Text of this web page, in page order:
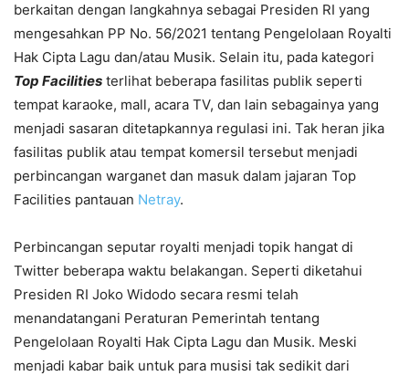
berkaitan dengan langkahnya sebagai Presiden RI yang
mengesahkan PP No. 56/2021 tentang Pengelolaan Royalti
Hak Cipta Lagu dan/atau Musik. Selain itu, pada kategori
Top Facilities terlihat beberapa fasilitas publik seperti
tempat karaoke, mall, acara TV, dan lain sebagainya yang
menjadi sasaran ditetapkannya regulasi ini. Tak heran jika
fasilitas publik atau tempat komersil tersebut menjadi
perbincangan warganet dan masuk dalam jajaran Top
Facilities pantauan Netray.
Perbincangan seputar royalti menjadi topik hangat di
Twitter beberapa waktu belakangan. Seperti diketahui
Presiden RI Joko Widodo secara resmi telah
menandatangani Peraturan Pemerintah tentang
Pengelolaan Royalti Hak Cipta Lagu dan Musik. Meski
menjadi kabar baik untuk para musisi tak sedikit dari